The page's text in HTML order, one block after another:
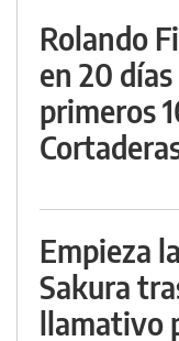
Rolando
en 20
primeros
Empieza
Sakura
llamativo